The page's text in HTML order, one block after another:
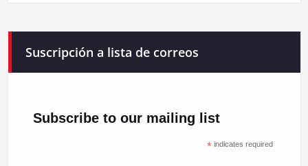
Suscripción a lista de correos
Subscribe to our mailing list
*indicates required